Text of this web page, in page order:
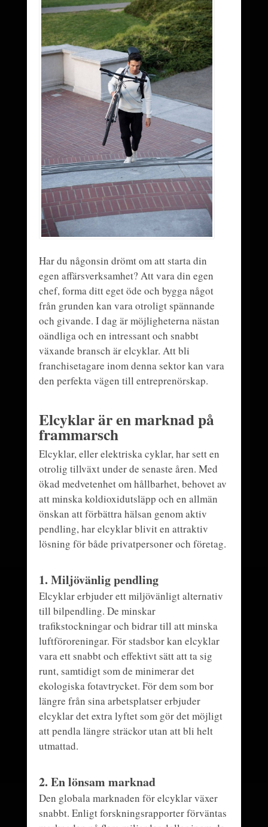
Har du någonsin drömt om att starta din
egen affärsverksamhet? Att vara din egen
chef, forma ditt eget öde och bygga något
från grunden kan vara otroligt spännande
och givande. I dag är möjligheterna nästan
oändliga och en intressant och snabbt
växande bransch är elcyklar. Att bli
franchisetagare inom denna sektor kan vara
den perfekta vägen till entreprenörskap.
Elcyklar är en marknad på
frammarsch
Elcyklar, eller elektriska cyklar, har sett en
otrolig tillväxt under de senaste åren. Med
ökad medvetenhet om hållbarhet, behovet av
att minska koldioxidutsläpp och en allmän
önskan att förbättra hälsan genom aktiv
pendling, har elcyklar blivit en attraktiv
lösning för både privatpersoner och företag.
1. Miljövänlig pendling
Elcyklar erbjuder ett miljövänligt alternativ
till bilpendling. De minskar
trafikstockningar och bidrar till att minska
luftföroreningar. För stadsbor kan elcyklar
vara ett snabbt och effektivt sätt att ta sig
runt, samtidigt som de minimerar det
ekologiska fotavtrycket. För dem som bor
längre från sina arbetsplatser erbjuder
elcyklar det extra lyftet som gör det möjligt
att pendla längre sträckor utan att bli helt
utmattad.
2. En lönsam marknad
Den globala marknaden för elcyklar växer
snabbt. Enligt forskningsrapporter förväntas